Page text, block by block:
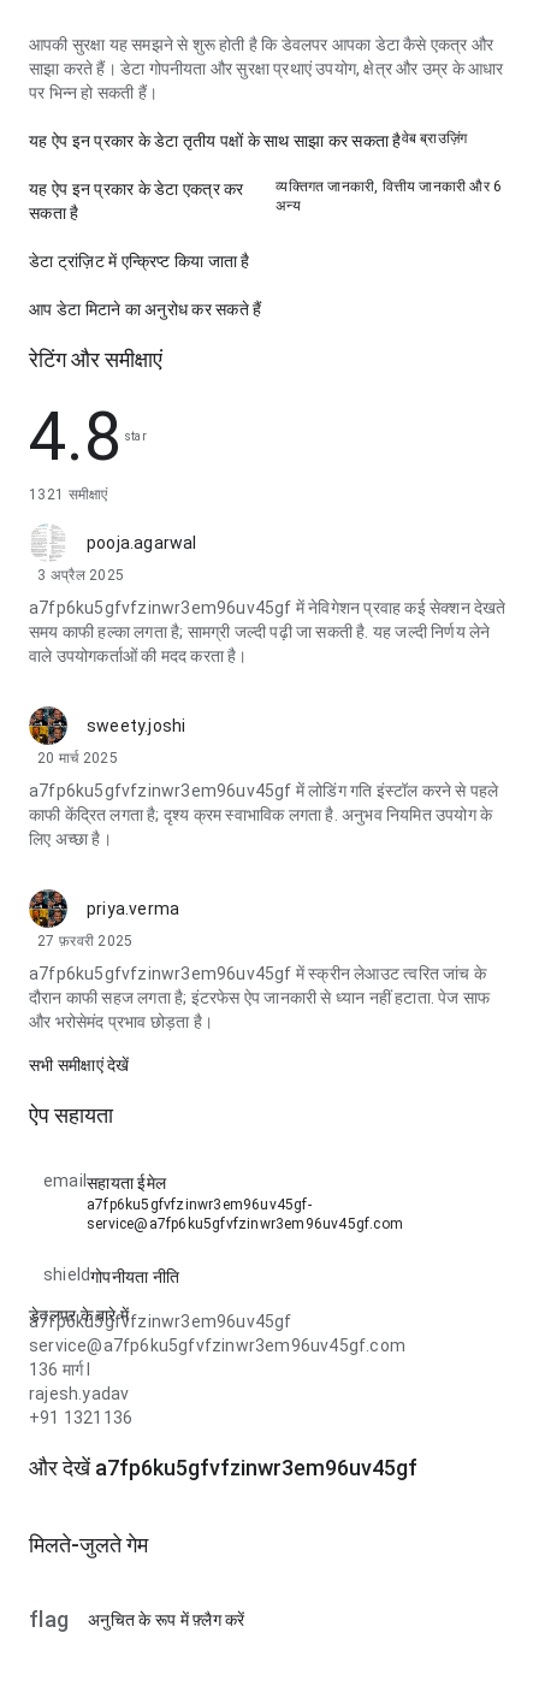
आपकी सुरक्षा यह समझने से शुरू होती है कि डेवलपर आपका डेटा कैसे एकत्र और
साझा करते हैं। डेटा गोपनीयता और सुरक्षा प्रथाएं उपयोग, क्षेत्र और उम्र के आधार
पर भिन्न हो सकती हैं।
यह ऐप इन प्रकार के डेटा तृतीय पक्षों के साथ साझा कर सकता हैवेब ब्राउज़िंग
यह ऐप इन प्रकार के डेटा एकत्र कर
सकता है
व्यक्तिगत जानकारी, वित्तीय जानकारी और 6
अन्य
डेटा ट्रांज़िट में एन्क्रिप्ट किया जाता है
आप डेटा मिटाने का अनुरोध कर सकते हैं
रेटिंग और समीक्षाएं
4.8 star
1321 समीक्षाएं
pooja.agarwal
3 अप्रैल 2025
a7fp6ku5gfvfzinwr3em96uv45gf में नेविगेशन प्रवाह कई सेक्शन देखते
समय काफी हल्का लगता है; सामग्री जल्दी पढ़ी जा सकती है. यह जल्दी निर्णय लेने
वाले उपयोगकर्ताओं की मदद करता है।
sweety.joshi
20 मार्च 2025
a7fp6ku5gfvfzinwr3em96uv45gf में लोडिंग गति इंस्टॉल करने से पहले
काफी केंद्रित लगता है; दृश्य क्रम स्वाभाविक लगता है. अनुभव नियमित उपयोग के
लिए अच्छा है।
priya.verma
27 फ़रवरी 2025
a7fp6ku5gfvfzinwr3em96uv45gf में स्क्रीन लेआउट त्वरित जांच के
दौरान काफी सहज लगता है; इंटरफेस ऐप जानकारी से ध्यान नहीं हटाता. पेज साफ
और भरोसेमंद प्रभाव छोड़ता है।
सभी समीक्षाएं देखें
ऐप सहायता
email सहायता ईमेल
a7fp6ku5gfvfzinwr3em96uv45gf-
service@a7fp6ku5gfvfzinwr3em96uv45gf.com
shieldगोपनीयता नीति
डेवलपर के बारे में
a7fp6ku5gfvfzinwr3em96uv45gf
service@a7fp6ku5gfvfzinwr3em96uv45gf.com
136 मार्ग l
rajesh.yadav
+91 1321136
और देखें a7fp6ku5gfvfzinwr3em96uv45gf
मिलते-जुलते गेम
flag अनुचित के रूप में फ़्लैग करें